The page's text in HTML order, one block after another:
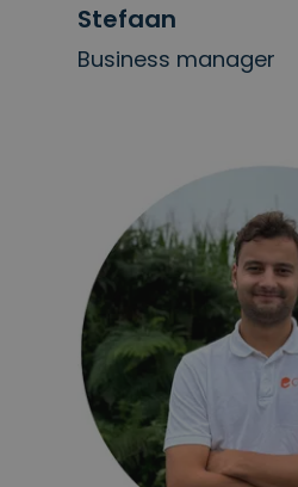
Stefaan
Business manager